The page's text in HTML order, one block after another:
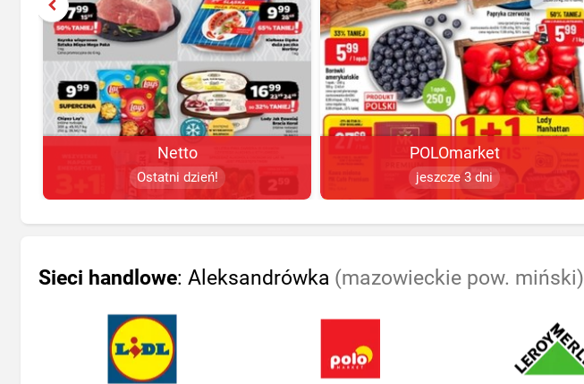
Netto
Ostatni dzień!
POLOmarket
jeszcze 3 dni
Sieci handlowe: Aleksandrówka (mazowieckie pow. miński)